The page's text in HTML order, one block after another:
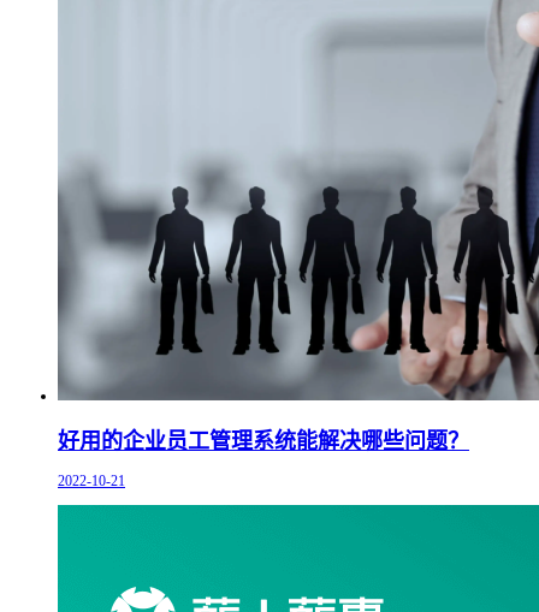
好用的企业员工管理系统能解决哪些问题？
2022-10-21